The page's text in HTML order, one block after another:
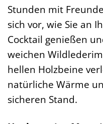
Stunden mit
sich vor, wie Sie an
Cocktail genießen
weichen
hellen Holzbeine
natürliche Wärme
sicheren Stand.